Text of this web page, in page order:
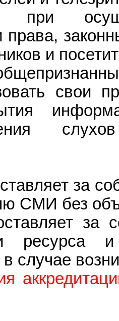
права,
и
свои
за
СМИ без
за
ресурса и
в случае